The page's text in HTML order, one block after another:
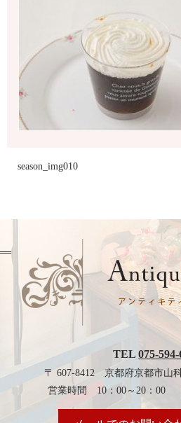
season_img010
TEL 075-
〒 607-8412 京都府京都市山
営業時間 10：00～20：